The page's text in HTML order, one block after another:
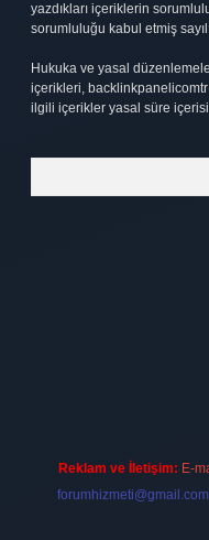
yazdıkları içeriklerin
sorumluluğu kabul etmiş
Hukuka ve yasal
içerikleri,
ilgili içerikler yasal süre
Reklam ve İletişim: E-
forumhizmeti@gmail.com